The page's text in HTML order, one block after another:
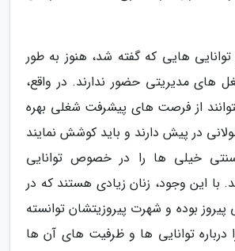
توانایی هایی که گفته شد، هنوز به طور
های مدیریتی حضور ندارند. در واقع،
از فرصت های پیشرفت شغلی بهره
در پیش دارند و باید کوشش نمایند
خیلی ها را در خصوص توانایی
با این وجود، زنان زیادی هستند که در
بوده و شهرت پیروزیتشان توانسته
درباره توانایی ها و ظرفیت های آن ها